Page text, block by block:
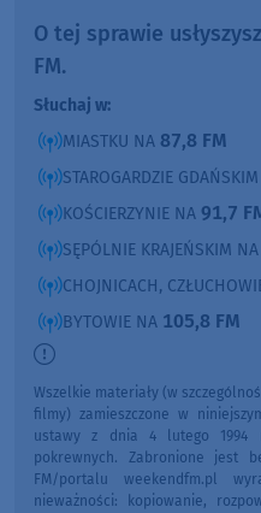
O tej sprawie
FM.
Słuchaj w:
MIASTKU NA 87,8 FM
STAROGARDZIE
KOŚCIERZYNIE NA 91,7
SĘPÓLNIE KRAJEŃSKIM NA
CHOJNICACH,
BYTOWIE NA 105,8 FM
Wszelkie materiały (w
filmy) zamieszczone w
ustawy z dnia 4 lutego
pokrewnych. Zabronione jest
FM/portalu weekendfm.pl
nieważności: kopiowanie,